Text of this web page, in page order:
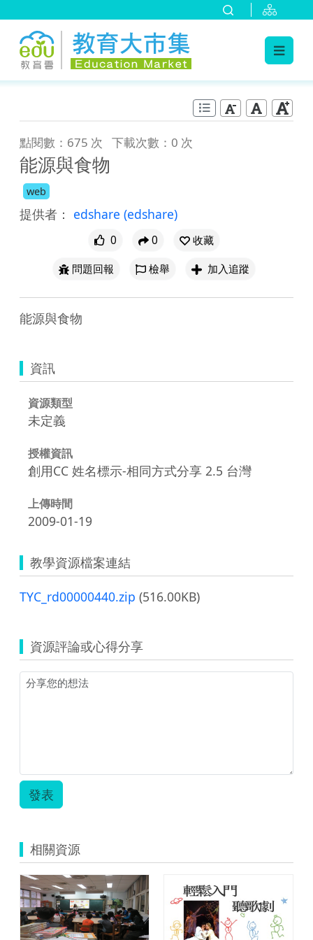
點閱數：675 次 下載次數：0 次
能源與食物
web
提供者： edshare (edshare)
0 0
收藏
問題回報
檢舉 加入追蹤
能源與食物
資訊
資源類型
未定義
授權資訊
創用CC 姓名標示-相同方式分享 2.5 台灣
上傳時間
2009-01-19
教學資源檔案連結
TYC_rd00000440.zip (516.00KB)
資源評論或心得分享
發表
相關資源